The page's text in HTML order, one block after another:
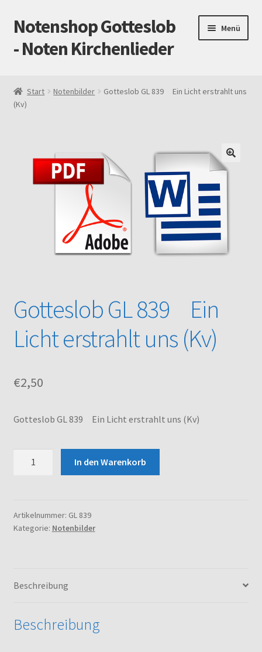
Zur
Navigation
springen
Zum
Inhalt
springen
Notenshop Gotteslob
- Noten Kirchenlieder
Menü
AGB
Cookie-Richtlinie (EU)
Gotteslob alt / neu
Über uns
Versand und Zahlungsbedingungen
Warenkorb
Start Notenbilder
Gotteslob GL 839 Ein Licht erstrahlt uns
(Kv)
Gotteslob GL 839 Ein
Licht erstrahlt uns (Kv)
€2,50
Gotteslob GL 839 Ein Licht erstrahlt uns (Kv)
Licht
erstrahlt
In den Warenkorb
Artikelnummer: GL 839
Kategorie: Notenbilder
Beschreibung
Beschreibung